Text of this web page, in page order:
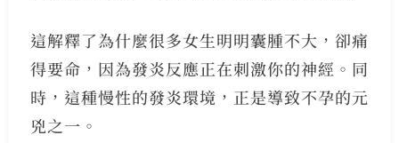
這解釋了為什麼很多女生明明囊腫不大，卻痛
得要命，因為發炎反應正在刺激你的神經。同
時，這種慢性的發炎環境，正是導致不孕的元
兇之一。